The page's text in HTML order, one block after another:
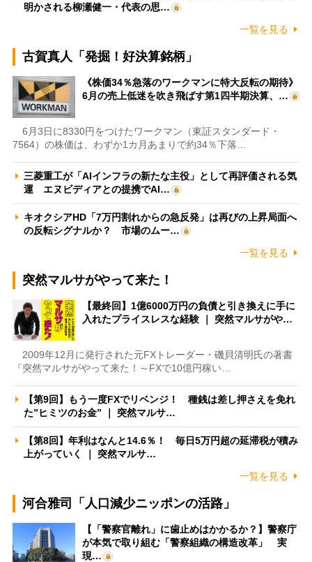
明かされる柳瀬健一・代表の思…
一覧を見る
古賀真人「発掘！好決算銘柄」
《株価34％急落のワークマンに特大反転の期待》
6月の売上低迷を吹き飛ばす第1四半期決算、…
6月3日に8330円をつけたワークマン（東証スタンダード・
7564）の株価は、わずか1カ月あまりで約34％下落…
三菱重工が「AIインフラの新たな主役」として再評価される気
運 エヌビディアとの提携でAI…
キオクシアHD「7万円割れからの急反発」は再びの上昇局面へ
の反転シグナルか？ 市場のムー…
一覧を見る
突然マルサがやって来た！
【最終回】1億6000万円の負債と引き換えに手に
入れたプライスレスな経験 ｜ 突然マルサがや…
2009年12月に発行された元FXトレーダー・磯貝清明氏の著書
『突然マルサがやって来た！～FXで10億円稼い…
【第9回】もう一度FXでリベンジ！ 種銭は差し押さえを免れ
た”ヒミツのお金” ｜ 突然マルサ…
【第8回】年利はなんと14.6％！ 毎日5万円超の延滞税が積み
上がっていく ｜ 突然マルサ…
一覧を見る
河合雅司「人口減少ニッポンの活路」
【「警察官離れ」に歯止めはかかるか？】警察庁
が本気で取り組む「警察組織の構造改革」 実
現…